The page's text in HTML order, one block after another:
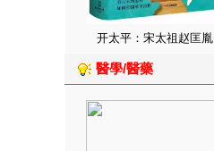
开太平：宋太祖赵匡胤
醫學/醫藥